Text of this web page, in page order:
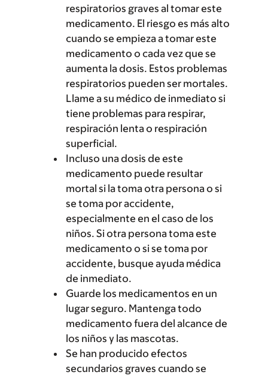
respiratorios graves al tomar este
medicamento. El riesgo es más alto
cuando se empieza a tomar este
medicamento o cada vez que se
aumenta la dosis. Estos problemas
respiratorios pueden ser mortales.
Llame a su médico de inmediato si
tiene problemas para respirar,
respiración lenta o respiración
superficial.
Incluso una dosis de este
medicamento puede resultar
mortal si la toma otra persona o si
se toma por accidente,
especialmente en el caso de los
niños. Si otra persona toma este
medicamento o si se toma por
accidente, busque ayuda médica
de inmediato.
Guarde los medicamentos en un
lugar seguro. Mantenga todo
medicamento fuera del alcance de
los niños y las mascotas.
Se han producido efectos
secundarios graves cuando se